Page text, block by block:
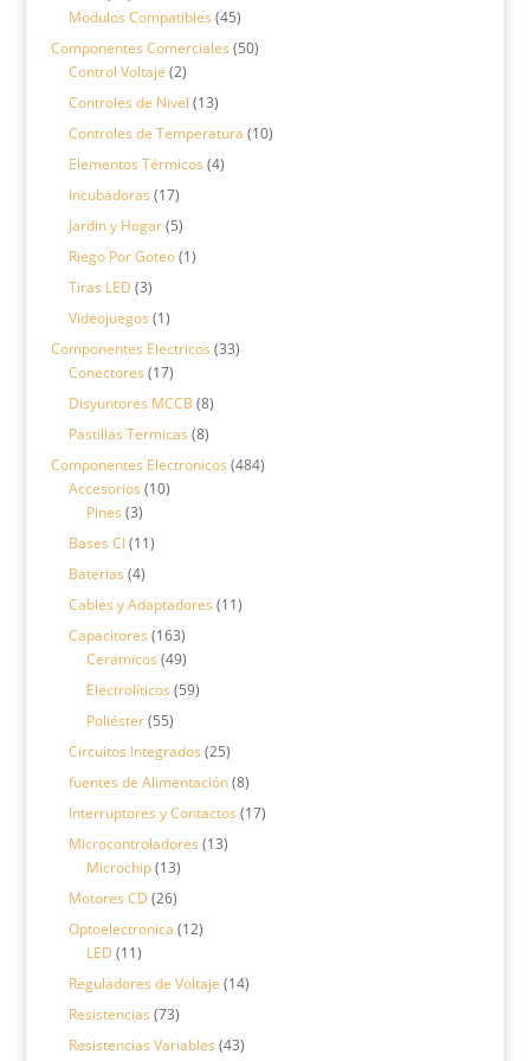
productos
Modulos Compatibles 4545
productos
Componentes Comerciales 5050
Control Voltaje 22
productos
Controles de Nivel 1313
productos
Controles de Temperatura 1010
Elementos Térmicos 44
Incubadoras 1717
productos
Jardin y Hogar 55
productos
Riego Por Goteo 11
Tiras LED 33
productos
Videojuegos 11
producto
Componentes Electricos 3333
Conectores 1717
productos
Disyuntores MCCB 88
productos
Pastillas Termicas 88
productos
Componentes Electronicos 484484
Accesorios 1010
Pines 33
productos
Bases CI 1111
Baterias 44
productos
Cables y Adaptadores 1111
Capacitores 163163
productos
Ceramicos 4949
productos
Electrolíticos 5959
Poliéster 5555
productos
Circuitos Integrados 2525
productos
fuentes de Alimentación 88
productos
Interruptores y Contactos 1717
Microcontroladores 1313
Microchip 1313
productos
Motores CD 2626
productos
Optoelectronica 1212
LED 1111
productos
Reguladores de Voltaje 1414
Resistencias 7373
productos
Resistencias Variables 4343